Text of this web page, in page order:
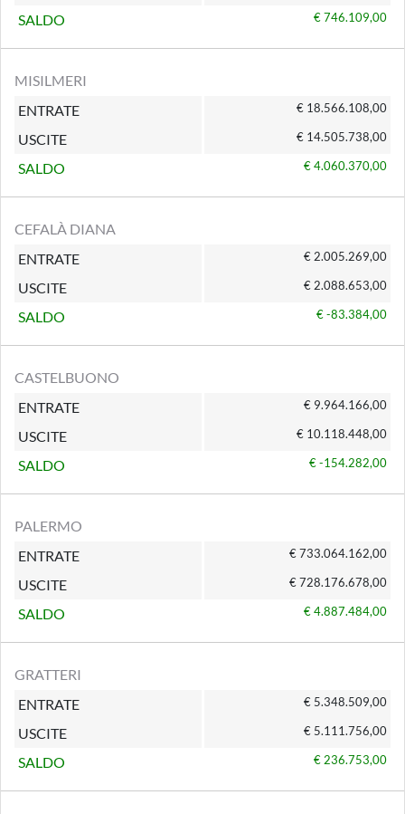
SALDO € 746.109,00
MISILMERI
ENTRATE
€ 18.566.108,00
USCITE € 14.505.738,00
SALDO € 4.060.370,00
CEFALÀ DIANA
ENTRATE
€ 2.005.269,00
USCITE € 2.088.653,00
SALDO € -83.384,00
CASTELBUONO
ENTRATE
€ 9.964.166,00
USCITE € 10.118.448,00
SALDO € -154.282,00
PALERMO
ENTRATE
€ 733.064.162,00
USCITE € 728.176.678,00
SALDO € 4.887.484,00
GRATTERI
ENTRATE
€ 5.348.509,00
USCITE € 5.111.756,00
SALDO € 236.753,00